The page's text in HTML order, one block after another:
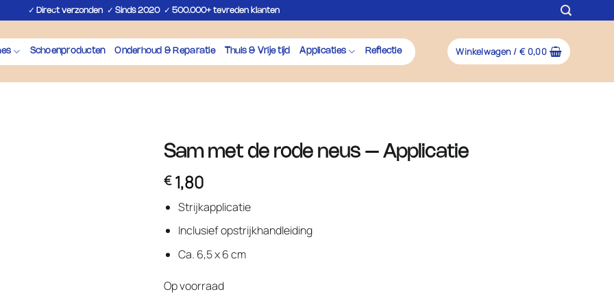
✓ Direct verzonden✓ Sinds 2020✓ 500.000+ tevreden klanten
Schoenproducten Onderhoud & Reparatie Thuis & Vrije tijd Applicaties Reflectie Winkelwagen / € 0,00
Sam met de rode neus – Applicatie
€1,80
Strijkapplicatie
Inclusief opstrijkhandleiding
Ca. 6,5 x 6 cm
Op voorraad